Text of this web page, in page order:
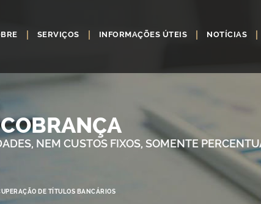
SERVIÇOS INFORMAÇÕES ÚTEIS NOTÍCIAS
NEM CUSTOS FIXOS, SOMENTE
DE TÍTULOS BANCÁRIOS